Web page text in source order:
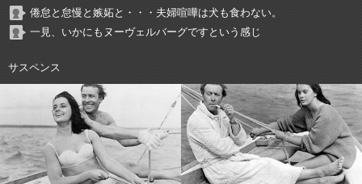
倦怠と怠慢と嫉妬と・・・夫婦喧嘩は犬も食わない。
一見、いかにもヌーヴェルバーグですという感じ
サスペンス